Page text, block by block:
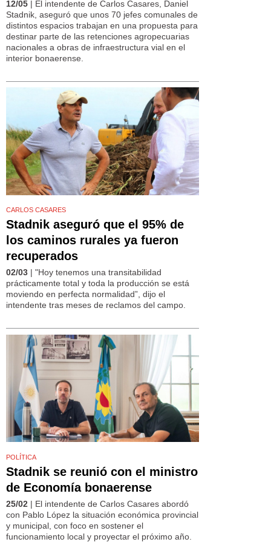
12/05 | El intendente de Carlos Casares, Daniel
Stadnik, aseguró que unos 70 jefes comunales de
distintos espacios trabajan en una propuesta para
destinar parte de las retenciones agropecuarias
nacionales a obras de infraestructura vial en el
interior bonaerense.
CARLOS CASARES
Stadnik aseguró que el 95% de
los caminos rurales ya fueron
recuperados
02/03 | "Hoy tenemos una transitabilidad
prácticamente total y toda la producción se está
moviendo en perfecta normalidad”, dijo el
intendente tras meses de reclamos del campo.
POLÍTICA
Stadnik se reunió con el ministro
de Economía bonaerense
25/02 | El intendente de Carlos Casares abordó
con Pablo López la situación económica provincial
y municipal, con foco en sostener el
funcionamiento local y proyectar el próximo año.